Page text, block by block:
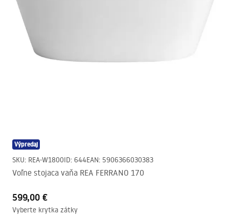
Výpredaj
SKU: REA-W1800ID: 644EAN: 5906366030383
Voľne stojaca vaňa REA FERRANO 170
599,00 €
Vyberte krytka zátky